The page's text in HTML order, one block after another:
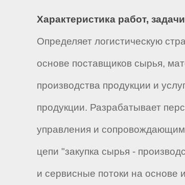
Характеристика работ,
Определяет логистическую
основе поставщиков сырья,
производства продукции и
продукции. Разрабатывает
управления и
цепи "закупка сырья -
и сервисные потоки на основе